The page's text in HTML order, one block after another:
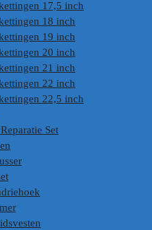
17,5 inch
18 inch
19 inch
20 inch
21 inch
22 inch
22,5 inch
Set